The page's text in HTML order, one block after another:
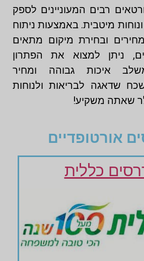
רבים המעוניינים לספק
מיטבית. באמצעות ניתוח
ובחירת מיקום מתאים
ניתן למצוא את הפתרון
איכות גבוהה ומחיר
שדאגה לבריאות ולנוחות
שאתה משקיע!
אורטופדיים
כללית